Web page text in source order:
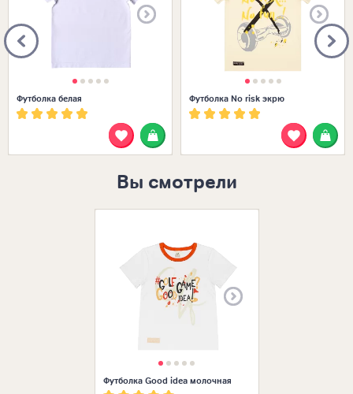
Футболка белая Футболка No risk экрю
Вы смотрели
Футболка Good idea молочная